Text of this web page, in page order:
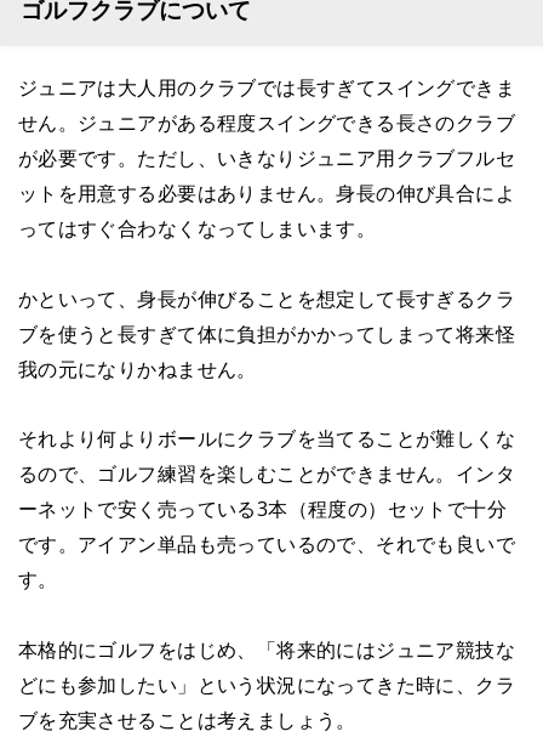
ゴルフクラブについて
ジュニアは大人用のクラブでは長すぎてスイングできま
せん。ジュニアがある程度スイングできる長さのクラブ
が必要です。ただし、いきなりジュニア用クラブフルセ
ットを用意する必要はありません。身長の伸び具合によ
ってはすぐ合わなくなってしまいます。
かといって、身長が伸びることを想定して長すぎるクラ
ブを使うと長すぎて体に負担がかかってしまって将来怪
我の元になりかねません。
それより何よりボールにクラブを当てることが難しくな
るので、ゴルフ練習を楽しむことができません。インタ
ーネットで安く売っている3本（程度の）セットで十分
です。アイアン単品も売っているので、それでも良いで
す。
本格的にゴルフをはじめ、「将来的にはジュニア競技な
どにも参加したい」という状況になってきた時に、クラ
ブを充実させることは考えましょう。